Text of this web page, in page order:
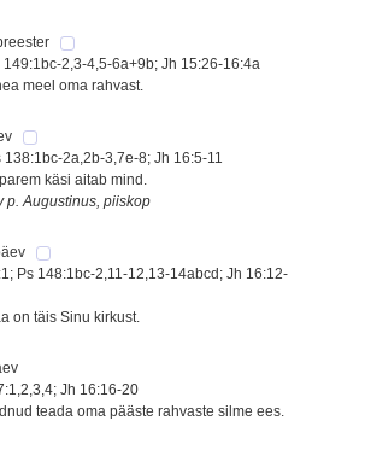
149:1bc-2,3-4,5-6a+9b; Jh 15:26-16:4a
meel oma rahvast.
138:1bc-2a,2b-3,7e-8; Jh 16:5-11
käsi aitab mind.
p. Augustinus, piiskop
Ps 148:1bc-2,11-12,13-14abcd; Jh 16:12-
on täis Sinu kirkust.
Jh 16:16-20
teada oma pääste rahvaste silme ees.